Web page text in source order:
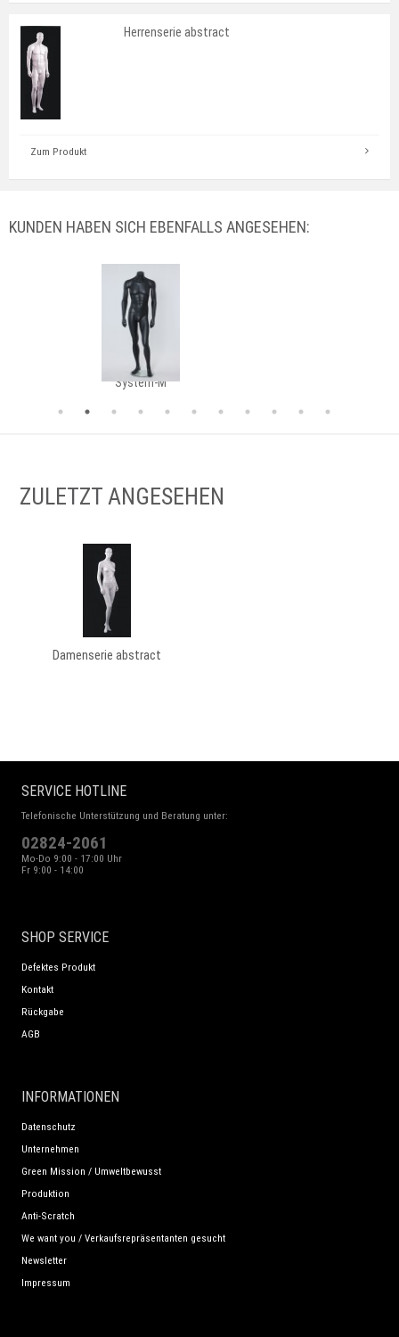
Herrenserie abstract
Zum Produkt
KUNDEN HABEN SICH EBENFALLS ANGESEHEN:
System-M
ZULETZT ANGESEHEN
Damenserie abstract
SERVICE HOTLINE
Telefonische Unterstützung und Beratung unter:
02824-2061
Mo-Do 9:00 - 17:00 Uhr
Fr 9:00 - 14:00
SHOP SERVICE
Defektes Produkt
Kontakt
Rückgabe
AGB
INFORMATIONEN
Datenschutz
Unternehmen
Green Mission / Umweltbewusst
Produktion
Anti-Scratch
We want you / Verkaufsrepräsentanten gesucht
Newsletter
Impressum